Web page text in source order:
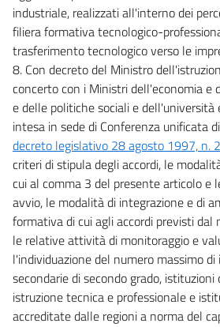
industriale, realizzati all'interno dei
filiera formativa tecnologico-
trasferimento tecnologico verso le
8. Con decreto del Ministro
concerto con i Ministri dell'economia e
e delle politiche sociali e dell'università
intesa in sede di Conferenza unificata
decreto legislativo 28 agosto 1997, n.
criteri di stipula degli accordi, le
cui al comma 3 del presente articolo e
avvio, le modalità di integrazione e di
formativa di cui agli accordi previsti dal
le relative attività di monitoraggio e
l'individuazione del numero massimo
secondarie di secondo grado,
istruzione tecnica e professionale e
accreditate dalle regioni a norma del